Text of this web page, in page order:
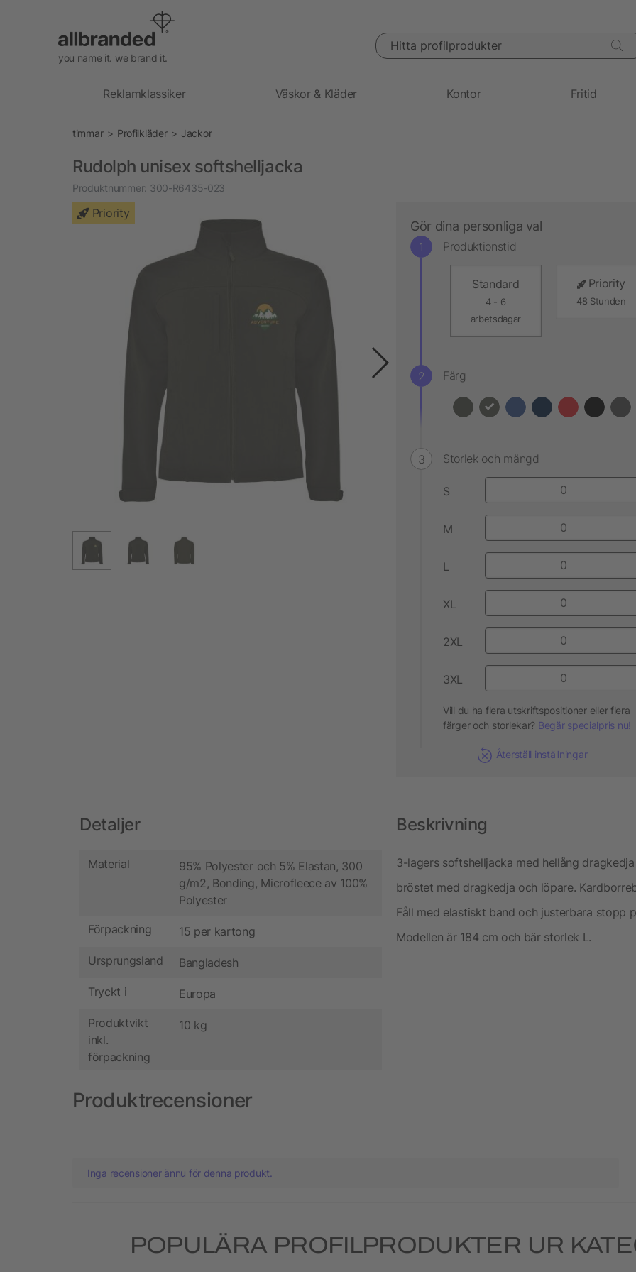
you name it. we brand it.
Hitta profilprodukter
Reklamklassiker Väskor & Kläder Kontor Fritid
timmar Profilkläder Jackor
Rudolph unisex softshelljacka
Produktnummer: 300-R6435-023
Priority
Gör dina personliga val
Produktionstid
Standard
4 - 6
arbetsdagar
Priority
48 Stunden
Färg
Storlek och mängd
S
M
L
XL
2XL
3XL
Vill du ha flera utskriftspositioner eller flera
färger och storlekar? Begär specialpris nu!
Återställ inställningar
Detaljer
Material
95% Polyester och 5% Elastan, 300
g/m2, Bonding, Microfleece av 100%
Polyester
Förpackning 15 per kartong
Ursprungsland Bangladesh
Tryckt i Europa
Produktvikt
inkl.
förpackning
10 kg
Beskrivning
3-lagers softshelljacka med hellång
bröstet med dragkedja och löpare.
Fåll med elastiskt band och justerbara stopp
Modellen är 184 cm och bär storlek L.
Produktrecensioner
Inga recensioner ännu för denna produkt.
POPULÄRA PROFILPRODUKTER UR